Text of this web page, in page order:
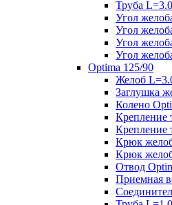
Труба
Угол
Угол
Угол
Угол
Optima 125/90
Желоб
Заглушка
Колено
Крепление
Крепление
Крюк
Крюк
Отвод
Приемная